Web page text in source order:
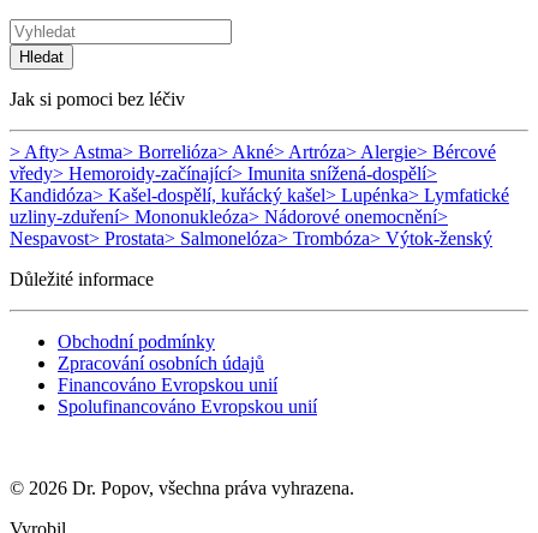
Hledat
Jak si pomoci bez léčiv
> Afty> Astma> Borrelióza> Akné> Artróza> Alergie> Bércové
vředy> Hemoroidy-začínající> Imunita snížená-dospělí>
Kandidóza> Kašel-dospělí, kuřácký kašel> Lupénka> Lymfatické
uzliny-zduření> Mononukleóza> Nádorové onemocnění>
Nespavost> Prostata> Salmonelóza> Trombóza> Výtok-ženský
Důležité informace
Obchodní podmínky
Zpracování osobních údajů
Financováno Evropskou unií
Spolufinancováno Evropskou unií
© 2026 Dr. Popov, všechna práva vyhrazena.
Vyrobil